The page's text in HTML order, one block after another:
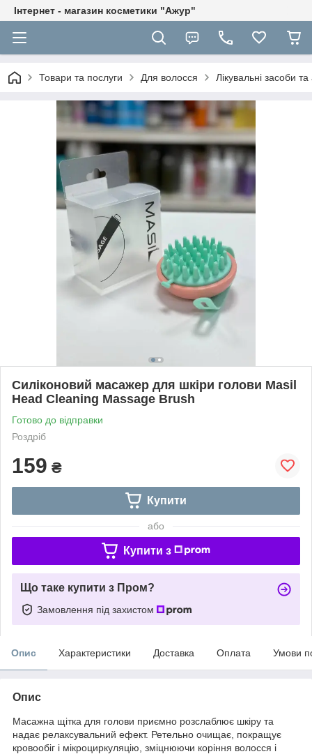
Інтернет - магазин косметики "Ажур"
Товари та послуги Для волосся Лікувальні засоби
Силіконовий масажер для шкіри голови Masil
Head Cleaning Massage Brush
Готово до відправки
Роздріб
159 ₴
Купити
або
Купити з
Що таке купити з Пром?
Замовлення під захистом
Опис Характеристики Доставка Оплата Умови
Опис
Масажна щітка для голови приємно розслаблює шкіру та
надає релаксувальний ефект. Ретельно очищає, покращує
кровообіг і мікроциркуляцію, зміцнюючи коріння волосся і